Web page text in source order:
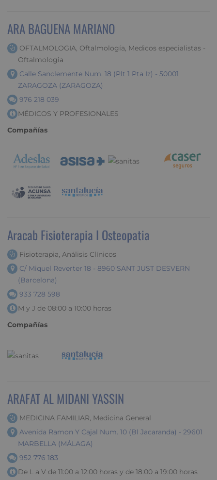
ARA BAGUENA MARIANO
OFTALMOLOGIA, Oftalmología, Medicos especialistas -
Oftalmologia
Calle Sanclemente Num. 18 (Plt 1 Pta Iz) - 50001
ZARAGOZA (ZARAGOZA)
976 218 039
MÉDICOS Y PROFESIONALES
Compañías
Aracab Fisioterapia I Osteopatia
Fisioterapia, Análisis Clínicos
C/ Miquel Reverter 18 - 8960 SANT JUST DESVERN
(Barcelona)
933 728 598
M y J de 08:00 a 10:00 horas
Compañías
ARAFAT AL MIDANI YASSIN
MEDICINA FAMILIAR, Medicina General
Avenida Ramon Y Cajal Num. 10 (Bl Jacaranda) - 29601
MARBELLA (MÁLAGA)
952 776 183
De L a V de 11:00 a 12:00 horas y de 18:00 a 19:00 horas